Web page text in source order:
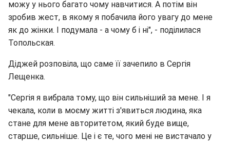
можу у нього багато чому навчитися. А потім він
зробив жест, в якому я побачила його увагу до мене
як до жінки. І подумала - а чому б і ні", - поділилася
Топольская.
Діджей розповіла, що саме її зачепило в Сергія
Лещенка.
"Сергія я вибрала тому, що він сильніший за мене. І я
чекала, коли в моєму житті з'явиться людина, яка
стане для мене авторитетом, який буде вище,
старше, сильніше. Це і є те, чого мені не вистачало у